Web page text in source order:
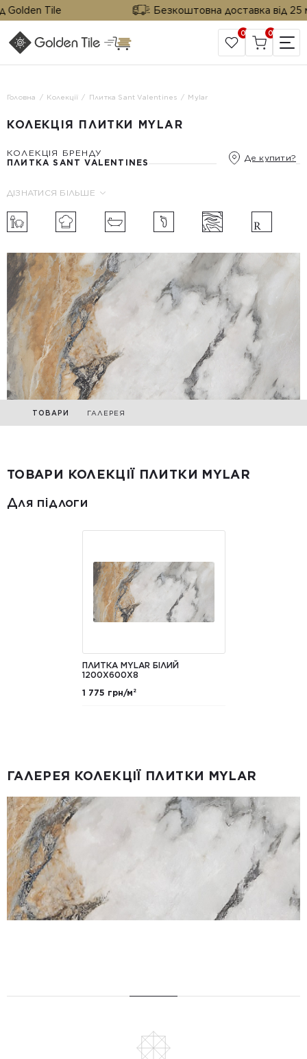
Tile Безкоштовна доставка від 25
САЙТ КОМПАНІЇ
0 0
Головна Колекції Плитка Sant Valentines Mylar
КОЛЕКЦІЯ ПЛИТКИ MYLAR
КОЛЕКЦІЯ БРЕНДУ
ПЛИТКА SANT VALENTINES
Де купити?
ДІЗНАТИСЯ БІЛЬШЕ
ТОВАРИ ГАЛЕРЕЯ
ТОВАРИ КОЛЕКЦІЇ ПЛИТКИ MYLAR
Для підлоги
ПЛИТКА MYLAR БІЛИЙ
1200X600X8
1 775 грн/м²
ГАЛЕРЕЯ КОЛЕКЦІЇ ПЛИТКИ MYLAR